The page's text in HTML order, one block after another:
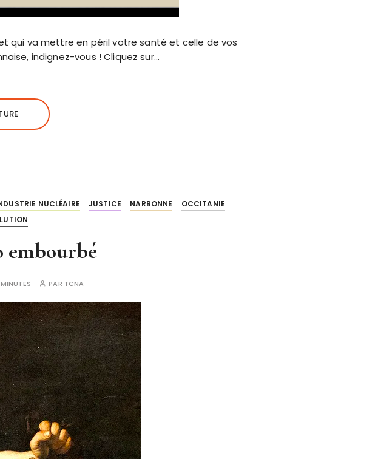
qui va mettre en péril votre santé et celle de vos
indignez-vous ! Cliquez sur…
NUCLÉAIRE JUSTICE NARBONNE
OCCITANIE
embourbé
PAR TCNA